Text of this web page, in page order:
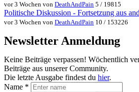
vor 3 Wochen von DeathAndPain 5 / 19815
Politische Diskussion - Fortsetzung aus
vor 3 Wochen von DeathAndPain 10 / 153226
Newsletter Anmeldung
Keine Beiträge verpassen! Wöchentlich
Beiträge aus unserer Community.
Die letzte Ausgabe findest du hier.
Name *